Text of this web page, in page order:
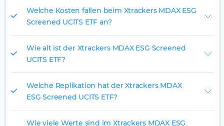
Welche Kosten fallen beim Xtrackers MDAX ESG
Screened UCITS ETF an?
Wie alt ist der Xtrackers MDAX ESG Screened
UCITS ETF?
Welche Replikation hat der Xtrackers MDAX
ESG Screened UCITS ETF?
Wie viele Werte sind im Xtrackers MDAX ESG